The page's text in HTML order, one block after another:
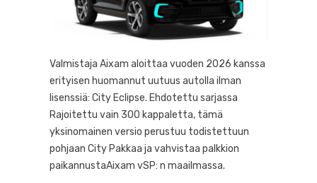
Valmistaja Aixam aloittaa vuoden 2026 kanssa
erityisen huomannut uutuus autolla ilman
lisenssiä: City Eclipse. Ehdotettu sarjassa
Rajoitettu vain 300 kappaletta, tämä
yksinomainen versio perustuu todistettuun
pohjaan City Pakkaa ja vahvistaa palkkion
paikannustaAixam vSP: n maailmassa.